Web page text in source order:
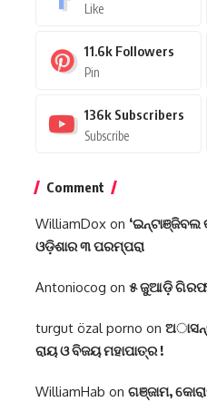
Like
11.6k Followers
Pin
136k Subscribers
Subscribe
Comment
WilliamDox on ‘ଇନ୍‌ଟାଞ୍ଜିବଲ
ଓଡ଼ିଶାର ୩ ପରମ୍ପରା
Antoniocog on ୫ ଜୁଆଡ଼ି
turgut özal porno on
ରାୟ ଓ ବିଜୟ ମହାପାତ୍ର !
WilliamHab on ଗଞ୍ଜାମ,